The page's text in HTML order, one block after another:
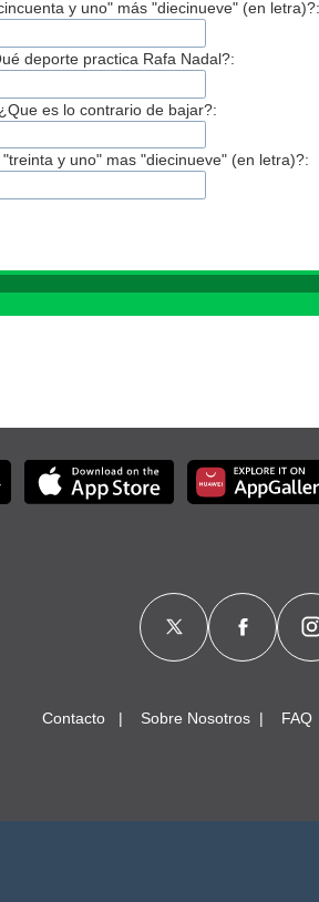
y uno" más "diecinueve" (en letra)?:
deporte practica Rafa Nadal?:
es lo contrario de bajar?:
y uno" mas "diecinueve" (en letra)?:
Contacto Sobre Nosotros FAQ